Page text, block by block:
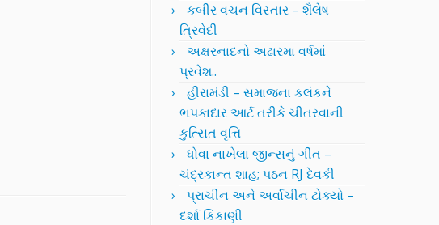
કબીર વચન વિસ્તાર – શૈલેષ
ત્રિવેદી
અક્ષરનાદનો અઢારમા વર્ષમાં
પ્રવેશ..
હીરામંડી – સમાજના કલંકને
ભપકાદાર આર્ટ તરીકે ચીતરવાની
કુત્સિત વૃત્તિ
ધોવા નાખેલા જીન્સનું ગીત –
ચંદ્રકાન્ત શાહ; પઠન RJ દેવકી
પ્રાચીન અને અર્વાચીન ટોક્યો –
દર્શા કિકાણી